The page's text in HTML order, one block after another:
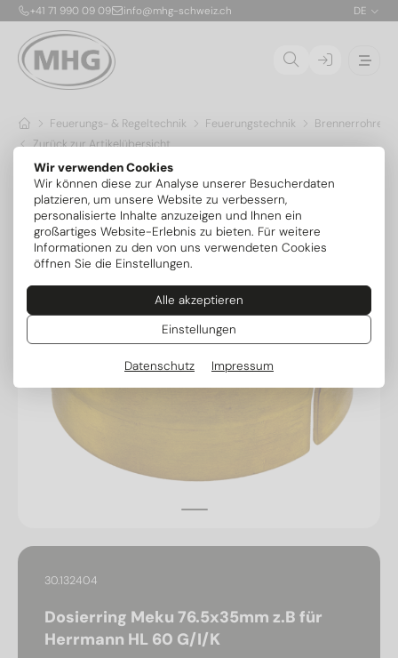
Wir verwenden Cookies
Wir können diese zur Analyse unserer Besucherdaten
platzieren, um unsere Website zu verbessern,
personalisierte Inhalte anzuzeigen und Ihnen ein
großartiges Website-Erlebnis zu bieten. Für weitere
Informationen zu den von uns verwendeten Cookies
öffnen Sie die Einstellungen.
Alle akzeptieren
Einstellungen
Datenschutz Impressum
+41 71 990 09 09 info@mhg-schweiz.ch DE
Feuerungs- & Regeltechnik Feuerungstechnik
Brennerrohre &
Zurück zur Artikelübersicht
30.132404
Dosierring Meku 76.5x35mm z.B für
Herrmann HL 60 G/I/K